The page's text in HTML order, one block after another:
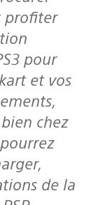
profiter
pour
et vos
chez
de la